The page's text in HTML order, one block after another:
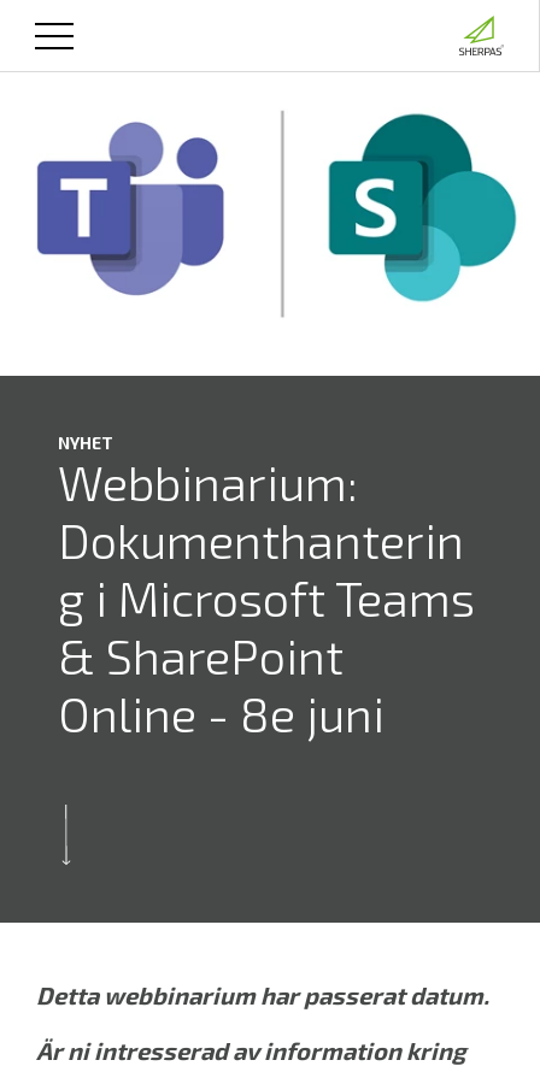
NYHET
Webbinarium:
Dokumenthanterin
g i Microsoft Teams
& SharePoint
Online - 8e juni
Detta webbinarium har passerat datum.
Är ni intresserad av information kring